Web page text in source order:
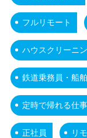
フルリモート
ハウスクリーニ
鉄道乗務員・船
定時で帰れる仕事
正社員 リ